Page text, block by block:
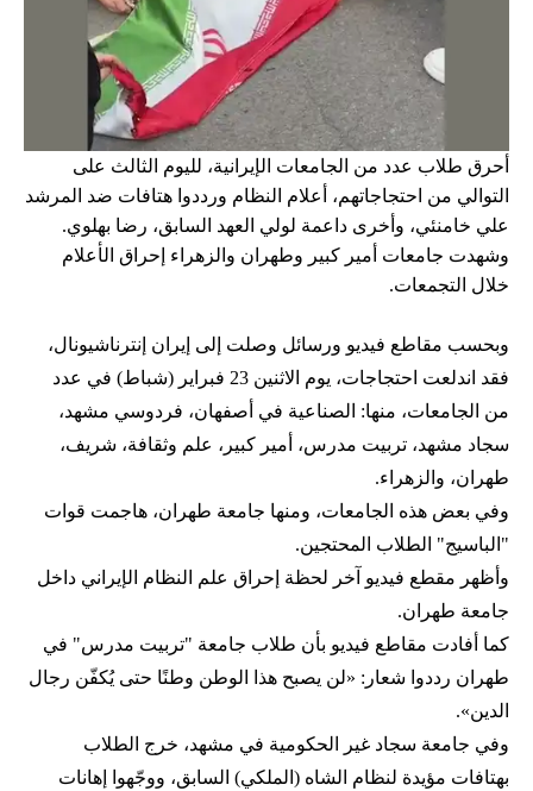
أحرق طلاب عدد من الجامعات الإيرانية، لليوم الثالث على
التوالي من احتجاجاتهم، أعلام النظام ورددوا هتافات ضد المرشد
علي خامنئي، وأخرى داعمة لولي العهد السابق، رضا بهلوي.
وشهدت جامعات أمير كبير وطهران والزهراء إحراق الأعلام
خلال التجمعات.
وبحسب مقاطع فيديو ورسائل وصلت إلى إيران إنترناشيونال،
فقد اندلعت احتجاجات، يوم الاثنين 23 فبراير (شباط) في عدد
من الجامعات، منها: الصناعية في أصفهان، فردوسي مشهد،
سجاد مشهد، تربيت مدرس، أمير كبير، علم وثقافة، شريف،
طهران، والزهراء.
وفي بعض هذه الجامعات، ومنها جامعة طهران، هاجمت قوات
"الباسيج" الطلاب المحتجين.
وأظهر مقطع فيديو آخر لحظة إحراق علم النظام الإيراني داخل
جامعة طهران.
كما أفادت مقاطع فيديو بأن طلاب جامعة "تربيت مدرس" في
طهران رددوا شعار: «لن يصبح هذا الوطن وطنًا حتى يُكفّن رجال
الدين».
وفي جامعة سجاد غير الحكومية في مشهد، خرج الطلاب
بهتافات مؤيدة لنظام الشاه (الملكي) السابق، ووجّهوا إهانات